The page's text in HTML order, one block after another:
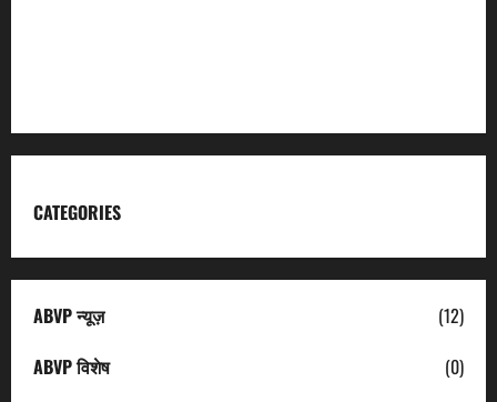
CATEGORIES
ABVP न्यूज़
(12)
ABVP विशेष
(0)